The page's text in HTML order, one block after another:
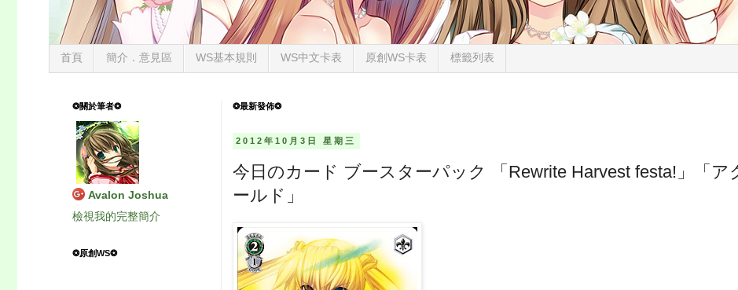
首頁 簡介．意見區 WS基本規則 WS中文卡表 原創WS卡表 標籤列表
❂最新發佈❂
2012年10月3日 星期三
今日のカード ブースターパック 「Rewrite Harvest festa!」「ア
ールド」
❂關於筆者❂
Avalon Joshua
檢視我的完整簡介
❂原創WS❂